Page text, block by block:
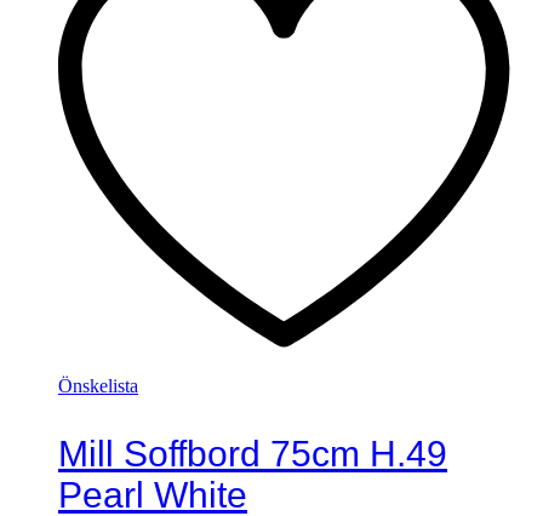
Önskelista
Mill Soffbord 75cm H.49
Pearl White